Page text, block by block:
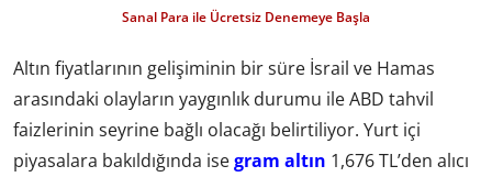
Sanal Para ile Ücretsiz Denemeye Başla
Altın fiyatlarının gelişiminin bir süre İsrail ve Hamas
arasındaki olayların yaygınlık durumu ile ABD tahvil
faizlerinin seyrine bağlı olacağı belirtiliyor. Yurt içi
piyasalara bakıldığında isegram altın 1,676 TL’den alıcı